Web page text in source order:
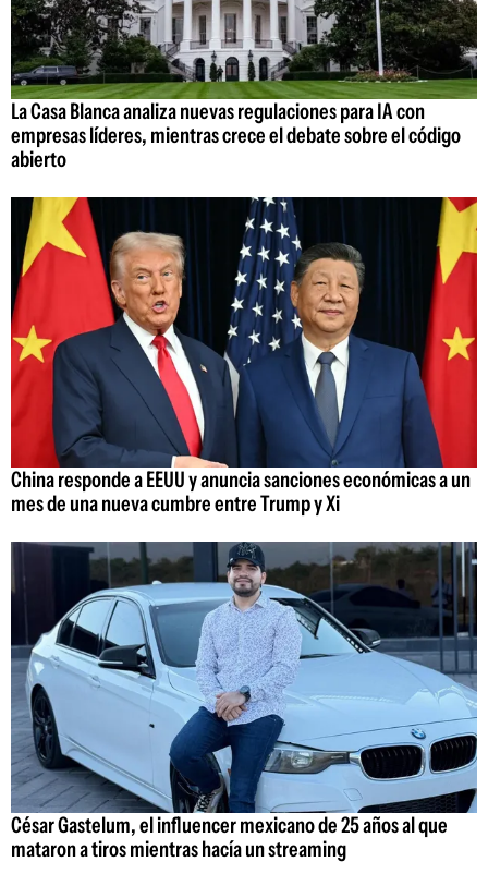
La Casa Blanca analiza nuevas regulaciones para IA con
empresas líderes, mientras crece el debate sobre el código
abierto
China responde a EEUU y anuncia sanciones económicas a un
mes de una nueva cumbre entre Trump y Xi
César Gastelum, el influencer mexicano de 25 años al que
mataron a tiros mientras hacía un streaming